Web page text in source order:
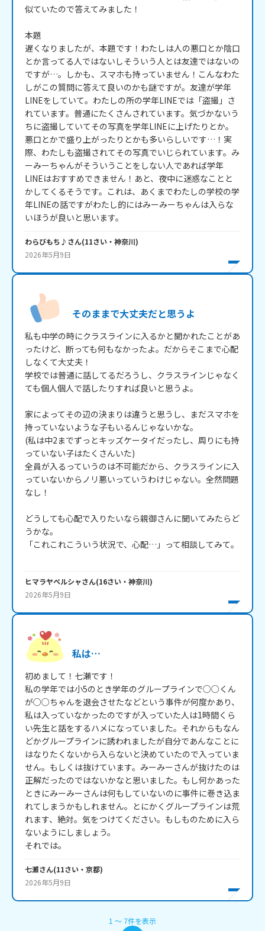
似ていたので答えてみました！
本題
遅くなりましたが、本題です！わたしは人の悪口とか陰口
とか言ってる人ではないしそういう人とは友達ではないの
ですが…。しかも、スマホも持っていません！こんなわた
しがこの質問に答えて良いのかも謎ですが。友達が学年
LINEをしていて。わたしの所の学年LINEでは「盗撮」さ
れています。普通にたくさんされています。気づかないう
ちに盗撮していてその写真を学年LINEに上げたりとか。
悪口とかで盛り上がったりとかも多いらしいです…！実
際、わたしも盗撮されてその写真でいじられています。み
ーみーちゃんがそういうことをしない人であれば学年
LINEはおすすめできません！あと、夜中に迷惑なことと
かしてくるそうです。これは、あくまでわたしの学校の学
年LINEの話ですがわたし的にはみーみーちゃんは入らな
いほうが良いと思います。
わらびもち♪ さん(11さい・ 神奈川)
2026年5月9日
そのままで大丈夫だと思うよ
私も中学の時にクラスラインに入るかと聞かれたことがあ
ったけど、断っても何もなかったよ。だからそこまで心配
しなくて大丈夫！
学校では普通に話してるだろうし、クラスラインじゃなく
ても個人個人で話したりすれば良いと思うよ。
家によってその辺の決まりは違うと思うし、まだスマホを
持っていないような子もいるんじゃないかな。
(私は中2までずっとキッズケータイだったし、周りにも持
っていない子はたくさんいた)
全員が入るっていうのは不可能だから、クラスラインに入
っていないからノリ悪いっていうわけじゃない。全然問題
なし！
どうしても心配で入りたいなら親御さんに聞いてみたらど
うかな。
「これこれこういう状況で、心配…」って相談してみて。
ヒマラヤペルシャさん(16さい・ 神奈川)
2026年5月9日
私は…
初めまして！七瀬です！
私の学年では小5のとき学年のグループラインで○○くん
が○○ちゃんを退会させたなどという事件が何度かあり、
私は入っていなかったのですが入っていた人は1時間くら
い先生と話をするハメになっていました。それからもなん
どかグループラインに誘われましたが自分であんなことに
はなりたくないから入らないと決めていたので入っていま
せん。もしくは抜けています。みーみーさんが抜けたのは
正解だったのではないかなと思いました。もし何かあった
ときにみーみーさんは何もしていないのに事件に巻き込ま
れてしまうかもしれません。とにかくグループラインは荒
れます、絶対。気をつけてください。もしものために入ら
ないようにしましょう。
それでは。
七瀬さん(11さい・ 京都)
2026年5月9日
1 〜 7件を表示